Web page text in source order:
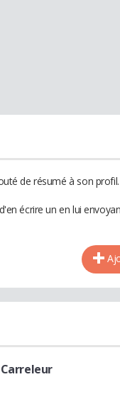
de résumé à son profil.
écrire un en lui